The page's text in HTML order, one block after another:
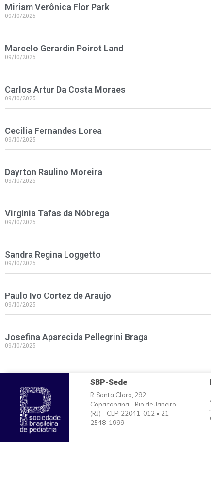
Miriam Verônica Flor Park
09/10/2025
Marcelo Gerardin Poirot Land
09/10/2025
Carlos Artur Da Costa Moraes
09/10/2025
Cecilia Fernandes Lorea
09/10/2025
Dayrton Raulino Moreira
09/10/2025
Virginia Tafas da Nóbrega
09/10/2025
Sandra Regina Loggetto
09/10/2025
Paulo Ivo Cortez de Araujo
09/10/2025
Josefina Aparecida Pellegrini Braga
09/10/2025
SBP-Sede
R. Santa Clara, 292
Copacabana - Rio de Janeiro
(RJ) - CEP: 22041-012 • 21
2548-1999